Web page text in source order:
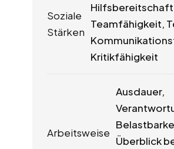
Soziale
Stärken
Teamfähigkeit,
Kritikfähigkeit
Arbeitsweise
Ausdauer,
Überblick